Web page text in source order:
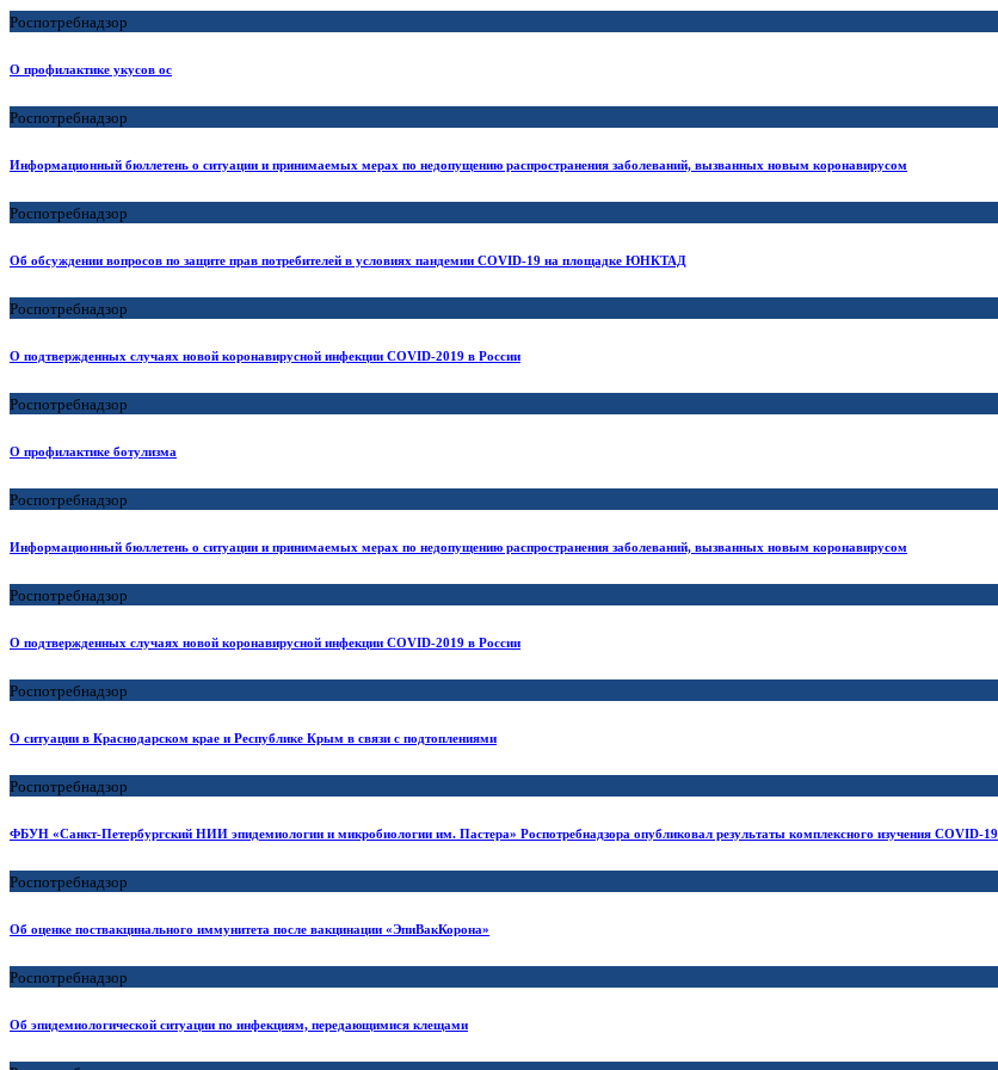
Роспотребнадзор
О профилактике укусов ос
Роспотребнадзор
Информационный бюллетень о ситуации и принимаемых мерах по недопущению распространения заболеваний, вызванных новым коронавирусом
Роспотребнадзор
Об обсуждении вопросов по защите прав потребителей в условиях пандемии COVID-19 на площадке ЮНКТАД
Роспотребнадзор
О подтвержденных случаях новой коронавирусной инфекции COVID-2019 в России
Роспотребнадзор
О профилактике ботулизма
Роспотребнадзор
Информационный бюллетень о ситуации и принимаемых мерах по недопущению распространения заболеваний, вызванных новым коронавирусом
Роспотребнадзор
О подтвержденных случаях новой коронавирусной инфекции COVID-2019 в России
Роспотребнадзор
О ситуации в Краснодарском крае и Республике Крым в связи с подтоплениями
Роспотребнадзор
ФБУН «Санкт-Петербургский НИИ эпидемиологии и микробиологии им. Пастера» Роспотребнадзора опубликовал результаты комплексного изучения COVID-19
Роспотребнадзор
Об оценке поствакцинального иммунитета после вакцинации «ЭпиВакКорона»
Роспотребнадзор
Об эпидемиологической ситуации по инфекциям, передающимися клещами